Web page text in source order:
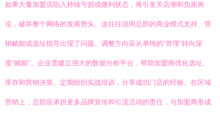
如果大量加盟店陷入持续亏损或微利状态，将引发关店潮和负面舆
论，破坏整个网络的发展势头。这往往说明总部的商业模式支持、营
销赋能或选址指导出现了问题。调整方向应从单纯的“管理”转向深
度“赋能”。企业需建立强大的数据分析平台，帮助加盟商优化选址、
库存和营销决策。定期组织实战培训，分享成功门店的经验。在区域
营销上，总部应承担更多品牌宣传和引流活动的责任，与加盟商形成